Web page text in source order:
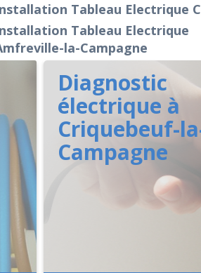
Tableau Electrique
Tableau Electrique
la-Campagne
Diagnostic
électrique à
Criquebeuf-
Campagne